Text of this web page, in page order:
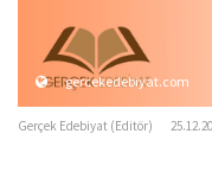
gercekedebiyat.com
Gerçek Edebiyat (Editör)